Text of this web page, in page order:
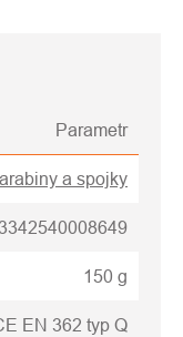
Parametr
a spojky
150 g
EN 362 typ Q